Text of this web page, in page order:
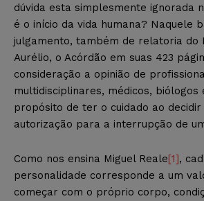
dúvida esta simplesmente ignorada
é o início da vida humana? Naquele
julgamento, também de relatoria do
Aurélio, o Acórdão em suas 423
consideração a opinião de
multidisciplinares, médicos, biólogos
propósito de ter o cuidado ao
autorização para a interrupção de
Como nos ensina Miguel Reale[1],
personalidade corresponde a um
começar com o próprio corpo,